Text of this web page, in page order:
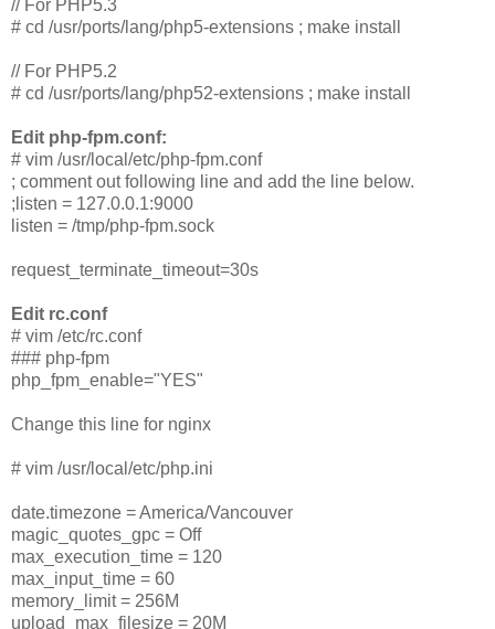
// For PHP5.3
# cd /usr/ports/lang/php5-extensions ; make install
// For PHP5.2
# cd /usr/ports/lang/php52-extensions ; make install
Edit php-fpm.conf:
# vim /usr/local/etc/php-fpm.conf
; comment out following line and add the line below.
;listen = 127.0.0.1:9000
listen = /tmp/php-fpm.sock
request_terminate_timeout=30s
Edit rc.conf
# vim /etc/rc.conf
### php-fpm
php_fpm_enable="YES"
Change this line for nginx
# vim /usr/local/etc/php.ini
date.timezone = America/Vancouver
magic_quotes_gpc = Off
max_execution_time = 120
max_input_time = 60
memory_limit = 256M
upload_max_filesize = 20M